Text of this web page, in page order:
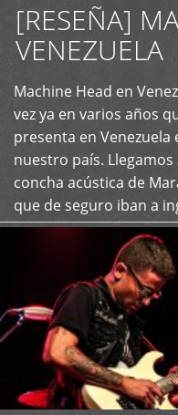
[RESEÑA]
VENEZUELA
Machine Head en
vez ya en varios años
presenta en Venezuela
nuestro país.
concha acústica de
que de seguro iban a